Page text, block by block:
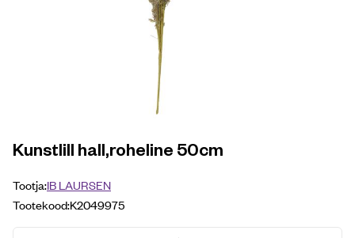
Kunstlill hall,roheline 50cm
Tootja:IB LAURSEN
Tootekood:K2049975